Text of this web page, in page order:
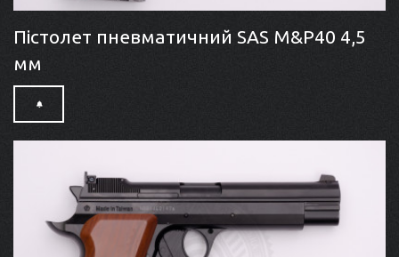
Пістолет пневматичний SAS M&P40 4,5
мм